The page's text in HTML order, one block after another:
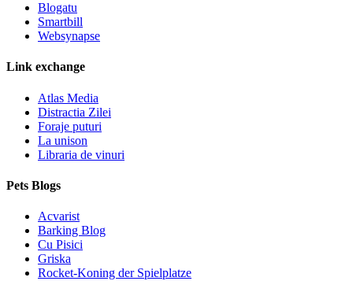
Blogatu
Smartbill
Websynapse
Link exchange
Atlas Media
Distractia Zilei
Foraje puturi
La unison
Libraria de vinuri
Pets Blogs
Acvarist
Barking Blog
Cu Pisici
Griska
Rocket-Koning der Spielplatze